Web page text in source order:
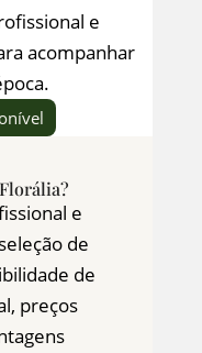
e
acompanhar
e
de
de
preços